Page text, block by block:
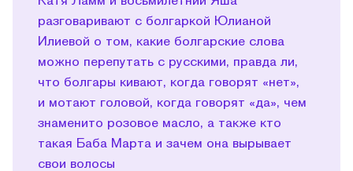
разговаривают с болгаркой Юлианой
Илиевой о том, какие болгарские слова
можно перепутать с русскими, правда ли,
что болгары кивают, когда говорят «нет»,
и мотают головой, когда говорят «да», чем
знаменито розовое масло, а также кто
такая Баба Марта и зачем она вырывает
свои волосы